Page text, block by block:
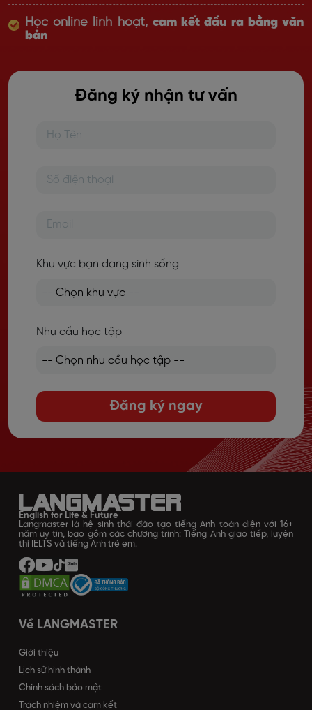
Học online linh hoạt, cam kết đầu ra bằng văn
bản
Đăng ký nhận tư vấn
Khu vực bạn đang sinh sống
Nhu cầu học tập
Đăng ký ngay
English for Life & Future
Langmaster là hệ sinh thái đào tạo tiếng Anh toàn diện với 16+
năm uy tín, bao gồm các chương trình: Tiếng Anh giao tiếp, luyện
thi IELTS và tiếng Anh trẻ em.
Về LANGMASTER
Giới thiệu
Lịch sử hình thành
Chính sách bảo mật
Trách nhiệm và cam kết